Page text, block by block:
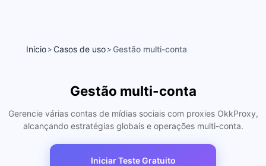
Início > Casos de uso > Gestão multi-conta
Gestão multi-conta
Gerencie várias contas de mídias sociais com proxies OkkProxy,
alcançando estratégias globais e operações multi-conta.
Iniciar Teste Gratuito